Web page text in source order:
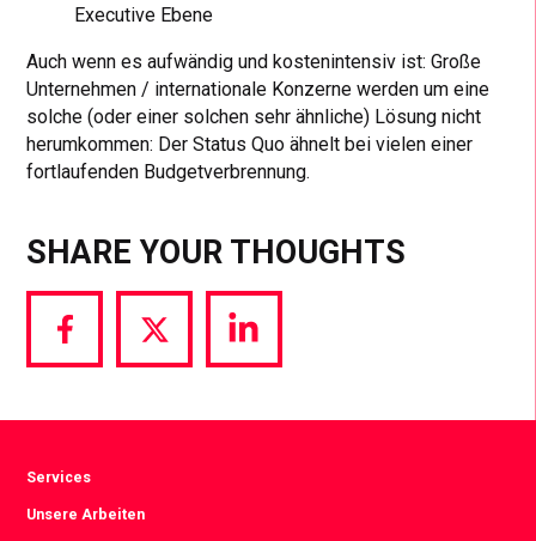
Executive Ebene
Auch wenn es aufwändig und kostenintensiv ist: Große
Unternehmen / internationale Konzerne werden um eine
solche (oder einer solchen sehr ähnliche) Lösung nicht
herumkommen: Der Status Quo ähnelt bei vielen einer
fortlaufenden Budgetverbrennung.
SHARE YOUR THOUGHTS
Share
via
Share
via
Share
via
Services
Unsere Arbeiten